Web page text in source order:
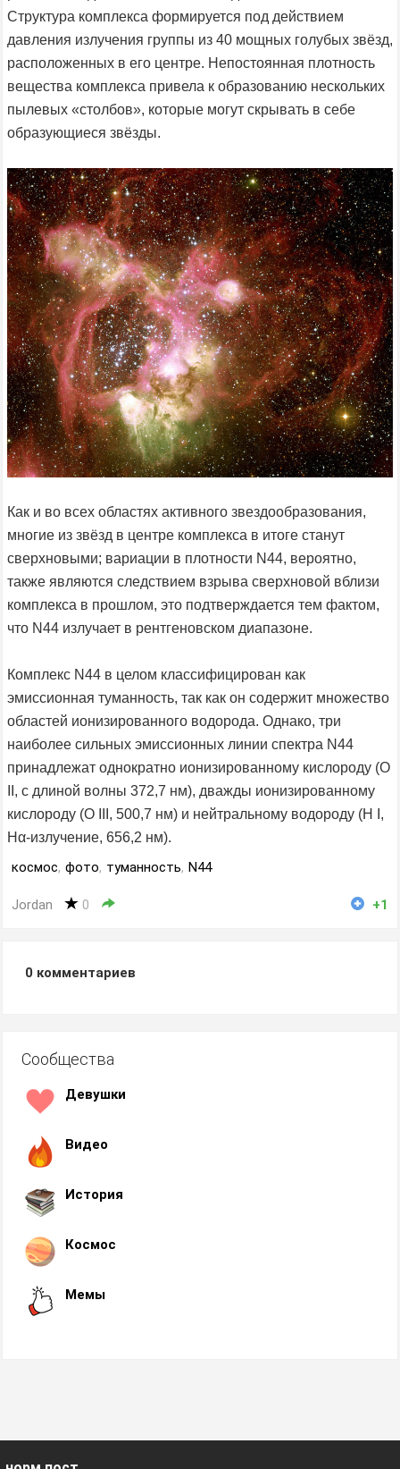
Структура комплекса формируется под действием
давления излучения группы из 40 мощных голубых звёзд,
расположенных в его центре. Непостоянная плотность
вещества комплекса привела к образованию нескольких
пылевых «столбов», которые могут скрывать в себе
образующиеся звёзды.
Как и во всех областях активного звездообразования,
многие из звёзд в центре комплекса в итоге станут
сверхновыми; вариации в плотности N44, вероятно,
также являются следствием взрыва сверхновой вблизи
комплекса в прошлом, это подтверждается тем фактом,
что N44 излучает в рентгеновском диапазоне.
Комплекс N44 в целом классифицирован как
эмиссионная туманность, так как он содержит множество
областей ионизированного водорода. Однако, три
наиболее сильных эмиссионных линии спектра N44
принадлежат однократно ионизированному кислороду (O
II, с длиной волны 372,7 нм), дважды ионизированному
кислороду (O III, 500,7 нм) и нейтральному водороду (H I,
Hα-излучение, 656,2 нм).
космос, фото, туманность, N44
Jordan 0 +1
0 комментариев
Сообщества
Девушки
Видео
История
Космос
Мемы